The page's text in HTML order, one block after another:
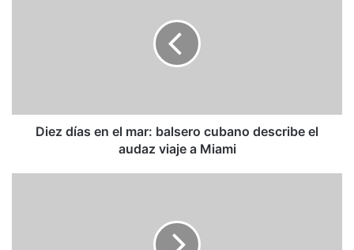
el
audazDiez días en el mar: balsero cubano describe el
audaz viaje a Miami